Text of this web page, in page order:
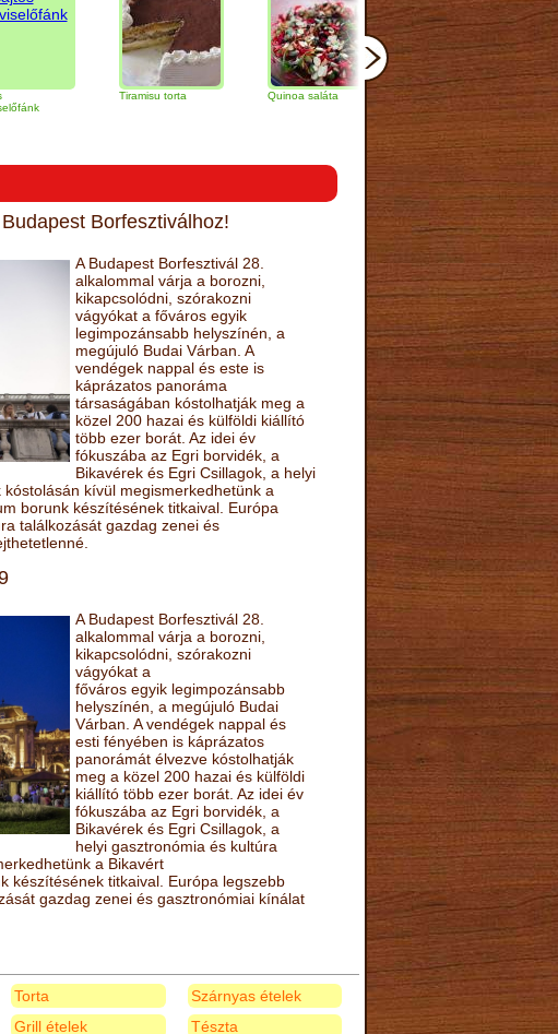
Tiramisu torta Quinoa saláta Mandulás kifli
narancs
Borfesztiválhoz!
A Budapest Borfesztivál 28.
alkalommal várja a borozni,
kikapcsolódni, szórakozni
vágyókat a főváros egyik
legimpozánsabb helyszínén, a
megújuló Budai Várban. A
vendégek nappal és este is
káprázatos panoráma
társaságában kóstolhatják meg a
közel 200 hazai és külföldi kiállító
több ezer borát. Az idei év
fókuszába az Egri borvidék, a
Bikavérek és Egri Csillagok, a helyi
kívül megismerkedhetünk a
borunk készítésének titkaival. Európa
találkozását gazdag zenei és
A Budapest Borfesztivál 28.
alkalommal várja a borozni,
kikapcsolódni, szórakozni
vágyókat a
főváros egyik legimpozánsabb
helyszínén, a megújuló Budai
Várban. A vendégek nappal és
esti fényében is káprázatos
panorámát élvezve kóstolhatják
meg a közel 200 hazai és külföldi
kiállító több ezer borát. Az idei év
fókuszába az Egri borvidék, a
Bikavérek és Egri Csillagok, a
helyi gasztronómia és kultúra
a Bikavért
készítésének titkaival. Európa legszebb
gazdag zenei és gasztronómiai kínálat
Torta
Grill ételek
Szárnyas ételek
Tészta